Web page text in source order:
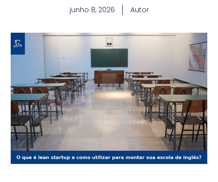
junho 8, 2026 Autor